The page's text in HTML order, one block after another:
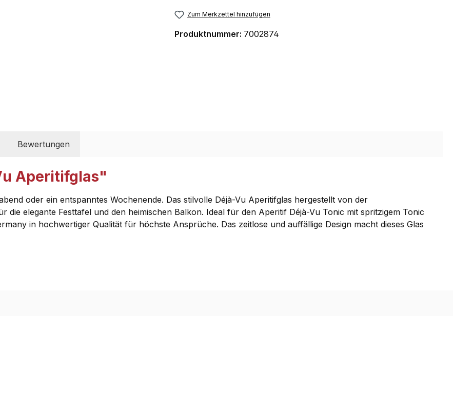
Zum Merkzettel hinzufügen
Produktnummer: 7002874
Bewertungen
Aperitifglas"
oder ein entspanntes Wochenende. Das stilvolle Déjà-Vu Aperitifglas hergestellt von der
die elegante Festtafel und den heimischen Balkon. Ideal für den Aperitif Déjà-Vu Tonic mit spritzigem Tonic
in hochwertiger Qualität für höchste Ansprüche. Das zeitlose und auffällige Design macht dieses Glas